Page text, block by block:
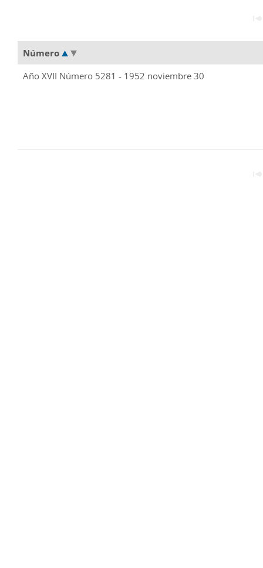
Número
Año XVII Número 5281 - 1952 noviembre 30